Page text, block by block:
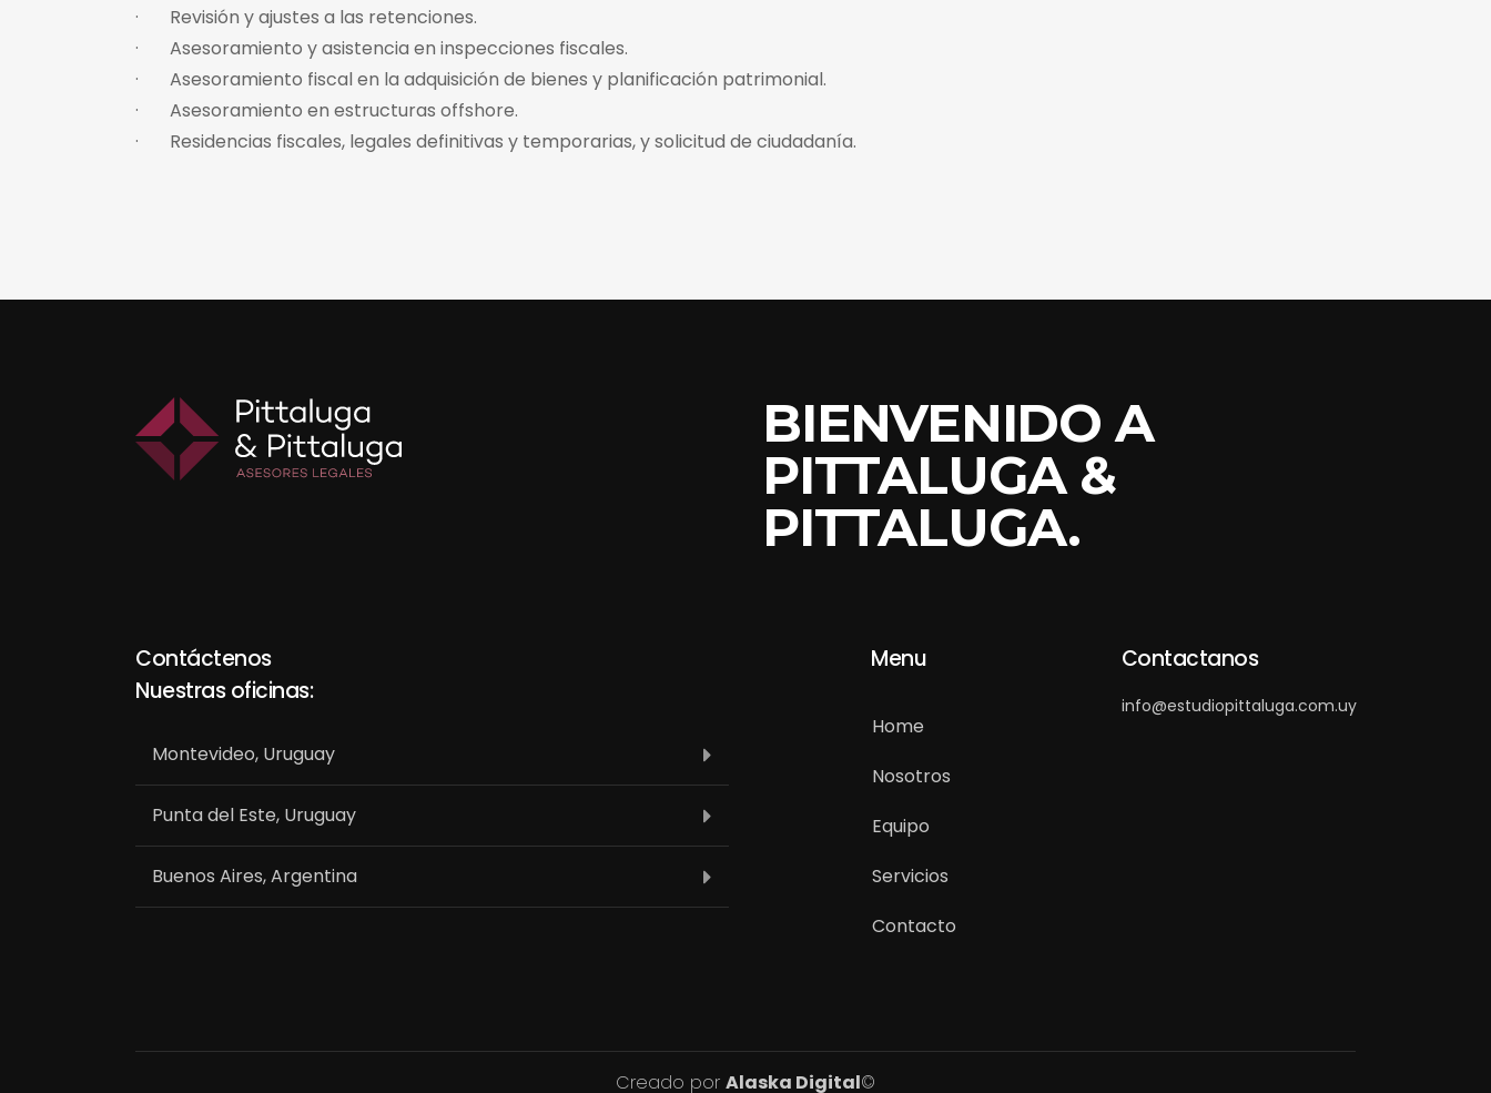
· Revisión y ajustes a las retenciones.
· Asesoramiento y asistencia en inspecciones fiscales.
· Asesoramiento fiscal en la adquisición de bienes y planificación patrimonial.
· Asesoramiento en estructuras offshore.
· Residencias fiscales, legales definitivas y temporarias, y solicitud de ciudadanía.
BIENVENIDO A
PITTALUGA &
PITTALUGA.
Contáctenos
Nuestras oficinas:
Montevideo, Uruguay
Punta del Este, Uruguay
Buenos Aires, Argentina
Menu
Home
Nosotros
Equipo
Servicios
Contacto
Contactanos
info@estudiopittaluga.com.uy
Creado por Alaska Digital©